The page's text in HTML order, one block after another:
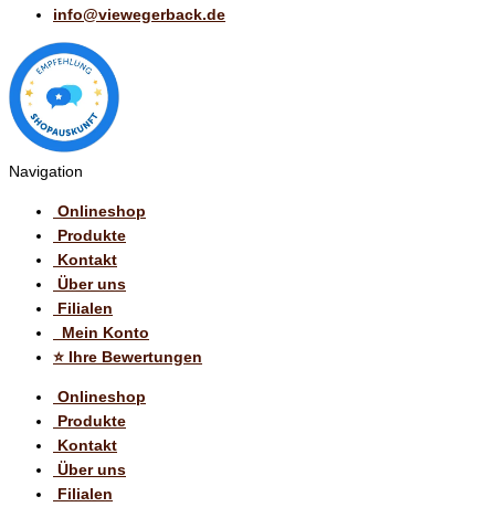
info@viewegerback.de
Navigation
Onlineshop
Produkte
Kontakt
Über uns
Filialen
Mein Konto
⭐️ Ihre Bewertungen
Onlineshop
Produkte
Kontakt
Über uns
Filialen